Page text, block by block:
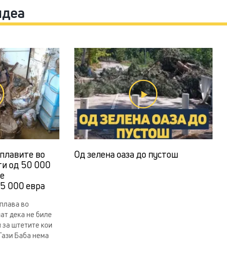
во
од 50 000
000 евра
во
дека не биле
штетите кои
Баба нема
Од зелена оаза до пустош